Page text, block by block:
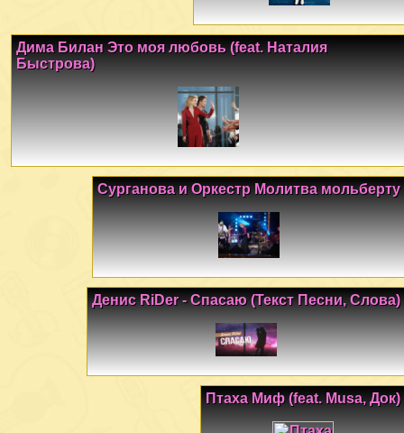
Дима Билан Это моя любовь (feat. Наталия
Быстрова)
Сурганова и Оркестр Молитва мольберту
Денис RiDer - Спасаю (Текст Песни, Слова)
Птаха Миф (feat. Musa, Док)